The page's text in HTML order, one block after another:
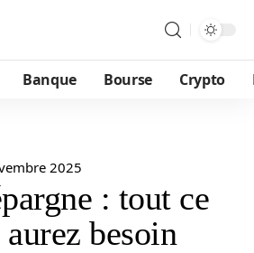
Banque Bourse Crypto
2025
: tout ce
besoin